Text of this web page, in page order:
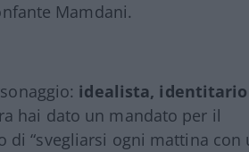
Mamdani.
idealista,
hai dato un mandato per il
“svegliarsi ogni mattina con